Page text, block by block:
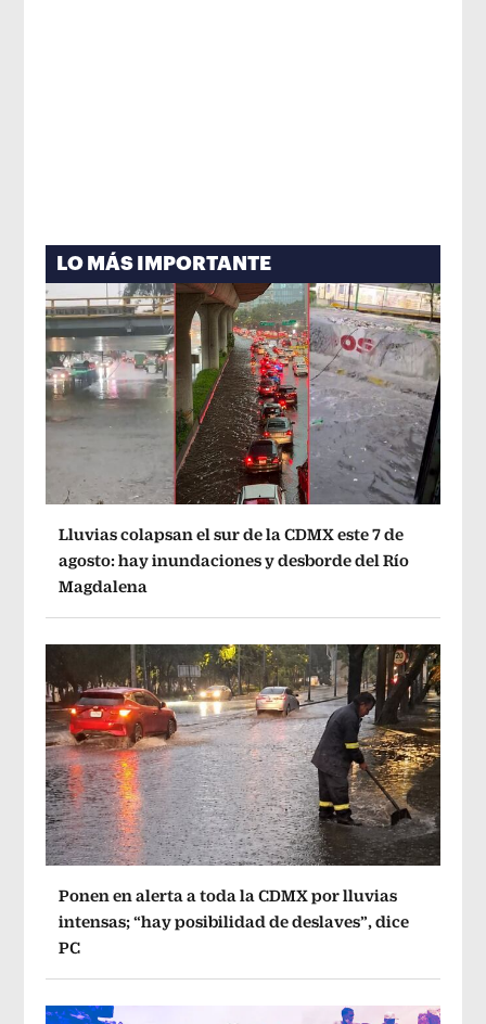
LO MÁS IMPORTANTE
Lluvias colapsan el sur de la CDMX este 7 de
agosto: hay inundaciones y desborde del Río
Magdalena
Ponen en alerta a toda la CDMX por lluvias
intensas; “hay posibilidad de deslaves”, dice
PC